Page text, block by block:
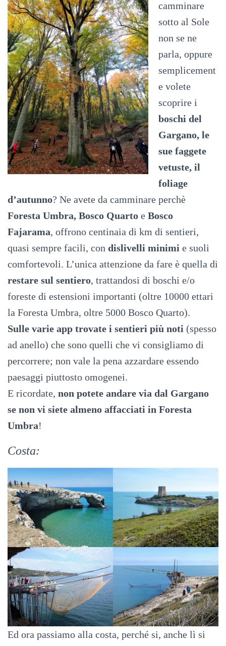
camminare
sotto al Sole
non se ne
parla, oppure
semplicement
e volete
scoprire i
boschi del
Gargano, le
sue faggete
vetuste, il
foliage
d’autunno? Ne avete da camminare perchè
Foresta Umbra, Bosco Quarto e Bosco
Fajarama, offrono centinaia di km di sentieri,
quasi sempre facili, con dislivelli minimi e suoli
comfortevoli. L’unica attenzione da fare è quella di
restare sul sentiero, trattandosi di boschi e/o
foreste di estensioni importanti (oltre 10000 ettari
la Foresta Umbra, oltre 5000 Bosco Quarto).
Sulle varie app trovate i sentieri più noti (spesso
ad anello) che sono quelli che vi consigliamo di
percorrere; non vale la pena azzardare essendo
paesaggi piuttosto omogenei.
E ricordate, non potete andare via dal Gargano
se non vi siete almeno affacciati in Foresta
Umbra!
Costa:
Ed ora passiamo alla costa, perché si, anche lì si